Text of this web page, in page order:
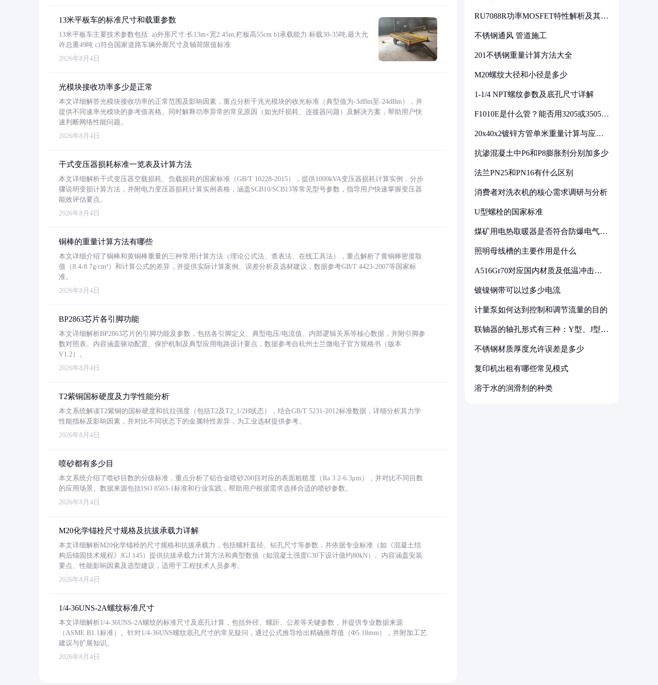
13米平板车的标准尺寸和载重参数
13米平板车主要技术参数包括: a)外形尺寸:长13m×宽2.45m,栏板高55cm b)承载能力:标载30-35吨,最大允
许总重49吨 c)符合国家道路车辆外廓尺寸及轴荷限值标准
2026年8月4日
光模块接收功率多少是正常
本文详细解答光模块接收功率的正常范围及影响因素，重点分析千兆光模块的收光标准（典型值为-3dBm至-24dBm），并
提供不同速率光模块的参考值表格。同时解释功率异常的常见原因（如光纤损耗、连接器问题）及解决方案，帮助用户快
速判断网络性能问题。
2026年8月4日
干式变压器损耗标准一览表及计算方法
本文详细解析干式变压器空载损耗、负载损耗的国家标准（GB/T 10228-2015），提供1000kVA变压器损耗计算实例，分步
骤说明变损计算方法，并附电力变压器损耗计算实例表格，涵盖SCB10/SCB13等常见型号参数，指导用户快速掌握变压器
能效评估要点。
2026年8月4日
铜棒的重量计算方法有哪些
本文详细介绍了铜棒和黄铜棒重量的三种常用计算方法（理论公式法、查表法、在线工具法），重点解析了黄铜棒密度取
值（8.4-8.7g/cm³）和计算公式的差异，并提供实际计算案例、误差分析及选材建议，数据参考GB/T 4423-2007等国家标
准。
2026年8月4日
BP2863芯片各引脚功能
本文详细解析BP2863芯片的引脚功能及参数，包括各引脚定义、典型电压/电流值、内部逻辑关系等核心数据，并附引脚参
数对照表。内容涵盖驱动配置、保护机制及典型应用电路设计要点，数据参考自杭州士兰微电子官方规格书（版本
V1.2）。
2026年8月4日
T2紫铜国标硬度及力学性能分析
本文系统解读T2紫铜的国标硬度和抗拉强度（包括T2及T2_1/2H状态），结合GB/T 5231-2012标准数据，详细分析其力学
性能指标及影响因素，并对比不同状态下的金属特性差异，为工业选材提供参考。
2026年8月4日
喷砂都有多少目
本文系统介绍了喷砂目数的分级标准，重点分析了铝合金喷砂200目对应的表面粗糙度（Ra 3.2-6.3μm），并对比不同目数
的应用场景。数据来源包括ISO 8503-1标准和行业实践，帮助用户根据需求选择合适的喷砂参数。
2026年8月4日
M20化学锚栓尺寸规格及抗拔承载力详解
本文详细解析M20化学锚栓的尺寸规格和抗拔承载力，包括螺杆直径、钻孔尺寸等参数，并依据专业标准（如《混凝土结
构后锚固技术规程》JGJ 145）提供抗拔承载力计算方法和典型数值（如混凝土强度C30下设计值约80kN）。内容涵盖安装
要点、性能影响因素及选型建议，适用于工程技术人员参考。
2026年8月4日
1/4-36UNS-2A螺纹标准尺寸
本文详细解析1/4-36UNS-2A螺纹的标准尺寸及底孔计算，包括外径、螺距、公差等关键参数，并提供专业数据来源
（ASME B1.1标准）。针对1/4-36UNS螺纹底孔尺寸的常见疑问，通过公式推导给出精确推荐值（Φ5.18mm），并附加工艺
建议与扩展知识。
2026年8月4日
RU7088R功率MOSFET特性解析及其在
不锈钢通风 管道施工
201不锈钢重量计算方法大全
M20螺纹大径和小径是多少
1-1/4 NPT螺纹参数及底孔尺寸详解
F1010E是什么管？能否用3205或3505代
20x40x2镀锌方管单米重量计算与应用
抗渗混凝土中P6和P8膨胀剂分别加多少
法兰PN25和PN16有什么区别
消费者对洗衣机的核心需求调研与分析
U型螺栓的国家标准
煤矿用电热取暖器是否符合防爆电气设
照明母线槽的主要作用是什么
A516Gr70对应国内材质及低温冲击要
镀镍钢带可以过多少电流
计量泵如何达到控制和调节流量的目的
联轴器的轴孔形式有三种：Y型、J型、
不锈钢材质厚度允许误差是多少
复印机出租有哪些常见模式
溶于水的润滑剂的种类